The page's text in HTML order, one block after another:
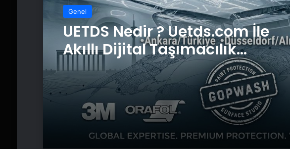
Genel
UETDS Nedir ? Uetds.com İle
Akıllı Dijital Taşımacılık
Yazılımı